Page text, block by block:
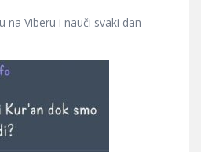
na Viberu i nauči svaki dan